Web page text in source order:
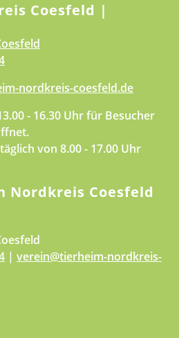
Coesfeld |
nordkreis-coesfeld.de
- 16.30 Uhr für Besucher
von 8.00 - 17.00 Uhr
Nordkreis Coesfeld
| verein@tierheim-nordkreis-